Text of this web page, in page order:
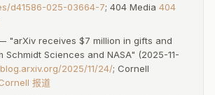
的背景将决定 arXiv 独立后的优先级
人可能更重视学科服务和志愿者关系，
界的候选人可能更强调技术升级和筹款。
色过程据推测需要数月。
37% 间接成本补贴是否会以过渡协议形
d41586-025-03664-7; 404 Media 404
"arXiv receives $7 million in gifts and
Schmidt Sciences and NASA" (2025-11-
2025/11/24/; Cornell
报道